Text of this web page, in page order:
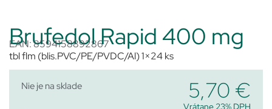
Brufedol Rapid 400 mg
EAN: 8594158892867
tbl flm (blis.PVC/PE/PVDC/Al) 1×24 ks
Nie je na sklade 5,70 €
Vrátane 23% DPH